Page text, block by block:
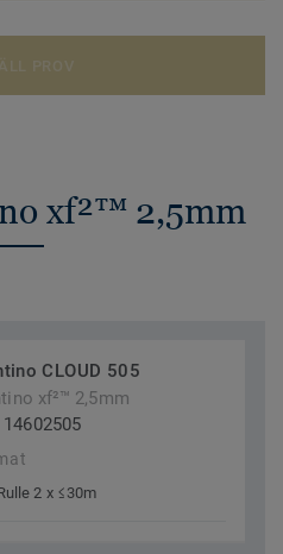
xf²™ 2,5mm
CLOUD 505
xf²™ 2,5mm
14602505
2 x ≤30m